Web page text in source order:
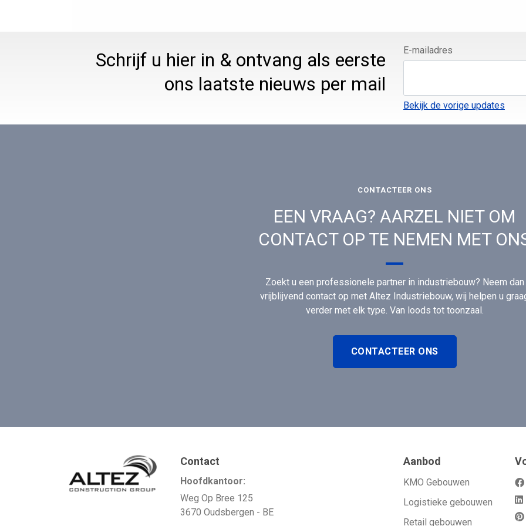
Schrijf u hier in & ontvang als eerste
ons laatste nieuws per mail
E-mailadres
Bekijk de vorige updates
CONTACTEER ONS
EEN VRAAG? AARZEL NIET OM
CONTACT OP TE NEMEN MET
Zoekt u een professionele partner in industriebouw? Neem dan
vrijblijvend contact op met Altez Industriebouw, wij helpen u
verder met elk type. Van loods tot toonzaal.
CONTACTEER ONS
Contact
Hoofdkantoor:
Weg Op Bree 125
3670 Oudsbergen - BE
Aanbod
KMO Gebouwen
Logistieke gebouwen
Retail gebouwen